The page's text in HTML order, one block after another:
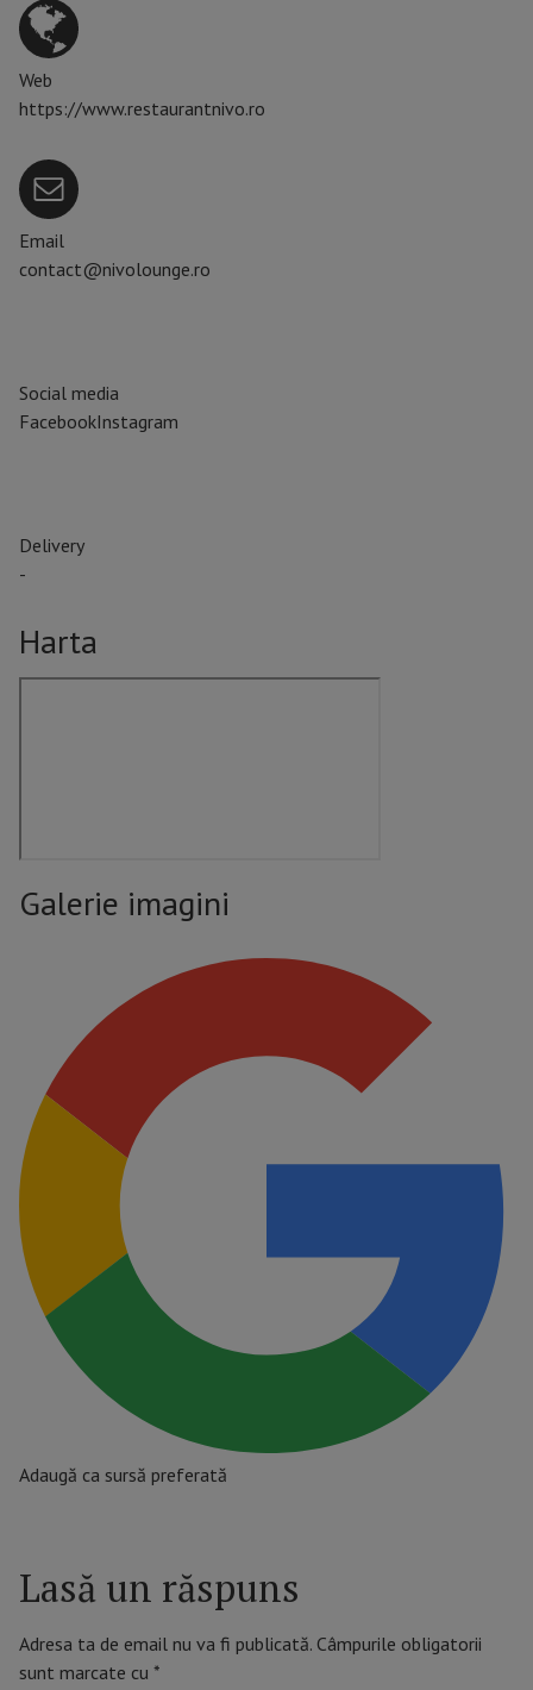
Web
https://www.restaurantnivo.ro
Email
contact@nivolounge.ro
Social media
FacebookInstagram
Delivery
-
Harta
Galerie imagini
Adaugă ca sursă preferată
Lasă un răspuns
Adresa ta de email nu va fi publicată. Câmpurile obligatorii
sunt marcate cu *